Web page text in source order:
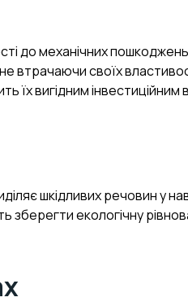
до механічних
втрачаючи своїх
їх вигідним
шкідливих речовин у
екологічну